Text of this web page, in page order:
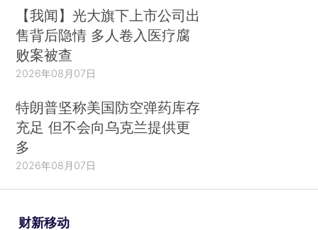
【我闻】光大旗下上市公司出
售背后隐情 多人卷入医疗腐
败案被查
2026年08月07日
特朗普坚称美国防空弹药库存
充足 但不会向乌克兰提供更
多
2026年08月07日
财新移动